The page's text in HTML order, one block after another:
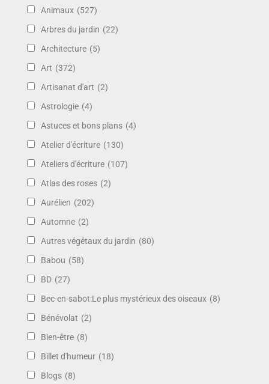
Animaux (527)
Arbres du jardin (22)
Architecture (5)
Art (372)
Artisanat d'art (2)
Astrologie (4)
Astuces et bons plans (4)
Atelier d'écriture (130)
Ateliers d'écriture (107)
Atlas des roses (2)
Aurélien (202)
Automne (2)
Autres végétaux du jardin (80)
Babou (58)
BD (27)
Bec-en-sabot:Le plus mystérieux des oiseaux (8)
Bénévolat (2)
Bien-être (8)
Billet d'humeur (18)
Blogs (8)